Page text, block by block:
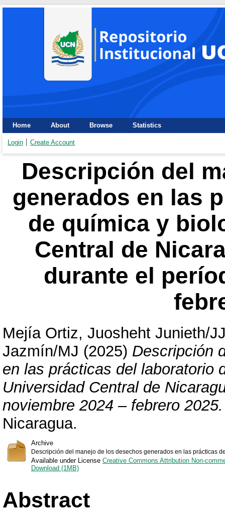
Home About Browse Statistics
Login Create Account
Descripción del
generados en las
de química y
Central de
durante el
Mejía Ortiz, Juosheht Junieth/
Jazmín/MJ (2025) Descripción
en las prácticas del laboratorio
Universidad Central de
noviembre 2024 – febrero 2025.
Nicaragua.
Archive
Descripción del manejo de los desechos generados en las prácticas
Available under License Creative Commons Attribution Non-
Download (1MB)
Abstract